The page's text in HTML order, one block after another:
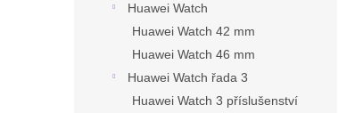
Huawei Watch
Huawei Watch 42 mm
Huawei Watch 46 mm
Huawei Watch řada 3
Huawei Watch 3 příslušenství